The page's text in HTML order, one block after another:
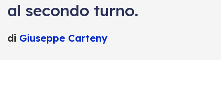
al secondo turno.
di Giuseppe Carteny